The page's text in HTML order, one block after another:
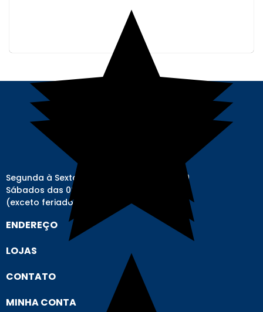
Segunda à Sexta-feira das 08h00 às 17h00
Sábados das 08h00 às 12h00
(exceto feriados)
ENDEREÇO
LOJAS
CONTATO
MINHA CONTA